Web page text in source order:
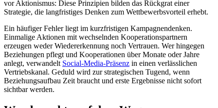
vor Aktionismus: Diese Prinzipien bilden das Rückgrat einer
Strategie, die langfristiges Denken zum Wettbewerbsvorteil erhebt.
Ein häufiger Fehler liegt im kurzfristigen Kampagnendenken.
Einmalige Aktionen mit wechselnden Kooperationspartnern
erzeugen weder Wiedererkennung noch Vertrauen. Wer hingegen
Beziehungen pflegt und Kooperationen über Monate oder Jahre
anlegt, verwandelt Social-Media-Präsenz in einen verlässlichen
Vertriebskanal. Geduld wird zur strategischen Tugend, wenn
Beziehungsaufbau Zeit braucht und erste Ergebnisse nicht sofort
sichtbar werden.